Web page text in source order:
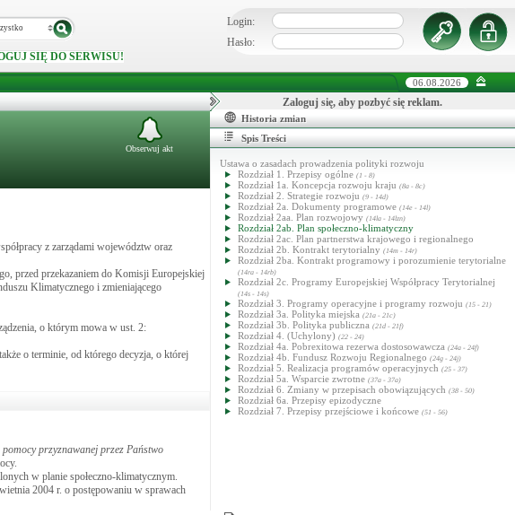
SIĘ DO SERWISU!
Login:
Hasło:
06.08.2026
Obserwuj akt
z zarządami województw oraz
przed przekazaniem do Komisji Europejskiej
Klimatycznego i zmieniającego
o którym mowa w ust. 2:
o terminie, od którego decyzja, o której
przyznawanej przez Państwo
w planie społeczno-klimatycznym.
2004 r. o postępowaniu w sprawach
Zaloguj się, aby pozbyć się reklam.
Historia zmian
Spis Treści
Ustawa o zasadach prowadzenia polityki rozwoju
Rozdział 1. Przepisy ogólne (1 - 8)
Rozdział 1a. Koncepcja rozwoju kraju (8a - 8c)
Rozdział 2. Strategie rozwoju (9 - 14d)
Rozdział 2a. Dokumenty programowe (14e - 14l)
Rozdział 2aa. Plan rozwojowy (14la - 14lzn)
Rozdział 2ab. Plan społeczno-klimatyczny
Rozdział 2ac. Plan partnerstwa krajowego i regionalnego
Rozdział 2b. Kontrakt terytorialny (14m - 14r)
Rozdział 2ba. Kontrakt programowy i porozumienie terytorialne
(14ra - 14rb)
Rozdział 2c. Programy Europejskiej Współpracy Terytorialnej
(14s - 14s)
Rozdział 3. Programy operacyjne i programy rozwoju (15 - 21)
Rozdział 3a. Polityka miejska (21a - 21c)
Rozdział 3b. Polityka publiczna (21d - 21f)
Rozdział 4. (Uchylony) (22 - 24)
Rozdział 4a. Pobrexitowa rezerwa dostosowawcza (24a - 24f)
Rozdział 4b. Fundusz Rozwoju Regionalnego (24g - 24j)
Rozdział 5. Realizacja programów operacyjnych (25 - 37)
Rozdział 5a. Wsparcie zwrotne (37a - 37a)
Rozdział 6. Zmiany w przepisach obowiązujących (38 - 50)
Rozdział 6a. Przepisy epizodyczne
Rozdział 7. Przepisy przejściowe i końcowe (51 - 56)